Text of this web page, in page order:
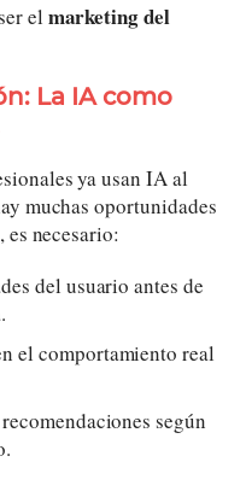
el marketing del
La IA como
ya usan IA al
muchas oportunidades
es necesario:
del usuario antes de
el comportamiento real
según